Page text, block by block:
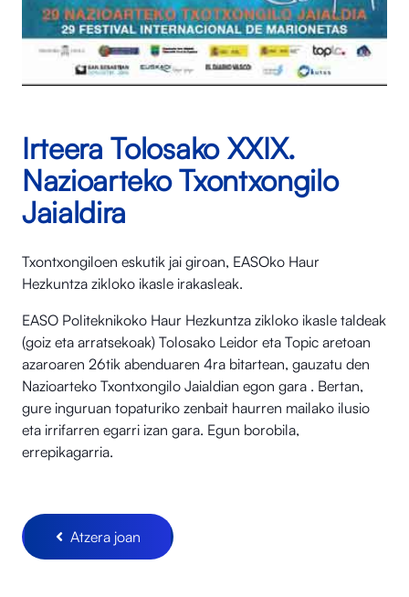
Irteera Tolosako XXIX.
Nazioarteko Txontxongilo
Jaialdira
Txontxongiloen eskutik jai giroan, EASOko Haur
Hezkuntza zikloko ikasle irakasleak.
EASO Politeknikoko Haur Hezkuntza zikloko ikasle taldeak
(goiz eta arratsekoak) Tolosako Leidor eta Topic aretoan
azaroaren 26tik abenduaren 4ra bitartean, gauzatu den
Nazioarteko Txontxongilo Jaialdian egon gara . Bertan,
gure inguruan topaturiko zenbait haurren mailako ilusio
eta irrifarren egarri izan gara. Egun borobila,
errepikagarria.
Atzera joan